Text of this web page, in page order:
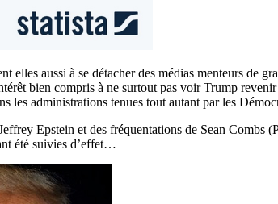
elles aussi à se détacher des médias menteurs de
bien compris à ne surtout pas voir Trump
les administrations tenues tout autant par les
Epstein et des fréquentations de Sean
été suivies d’effet…